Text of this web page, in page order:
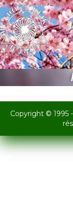
Copyright © 1995